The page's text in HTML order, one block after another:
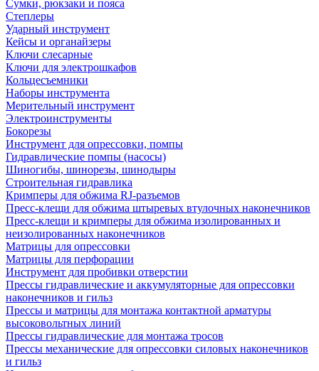
Сумки, рюкзаки и пояса
Степлеры
Ударный инструмент
Кейсы и органайзеры
Ключи слесарные
Ключи для электрошкафов
Кольцесъемники
Наборы инструмента
Мерительный инструмент
Электроинструменты
Бокорезы
Инструмент для опрессовки, помпы
Гидравлические помпы (насосы)
Шиногибы, шинорезы, шинодыры
Строительная гидравлика
Кримперы для обжима RJ-разъемов
Пресс-клещи для обжима штыревых втулочных наконечников
Пресс-клещи и кримперы для обжима изолированных и
неизолированных наконечников
Матрицы для опрессовки
Матрицы для перфорации
Инструмент для пробивки отверстии
Прессы гидравлические и аккумуляторные для опрессовки
наконечников и гильз
Прессы и матрицы для монтажа контактной арматуры
высоковольтных линий
Прессы гидравлические для монтажа тросов
Прессы механические для опрессовки силовых наконечников
и гильз